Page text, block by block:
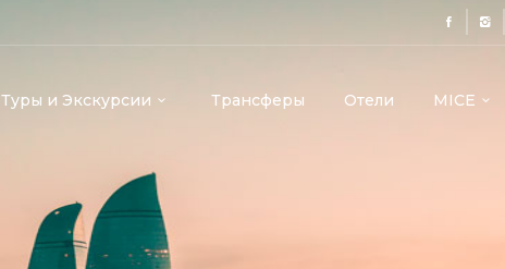
Туры и Экскурсии Трансферы Отели MICE